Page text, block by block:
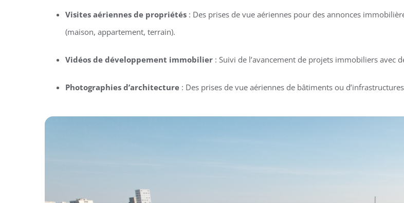
Visites aériennes de propriétés: Des prises de vue aériennes pour des annonces
(maison, appartement, terrain).
Vidéos de développement immobilier: Suivi de l’avancement de projets immobiliers avec
Photographies d’architecture: Des prises de vue aériennes de bâtiments ou